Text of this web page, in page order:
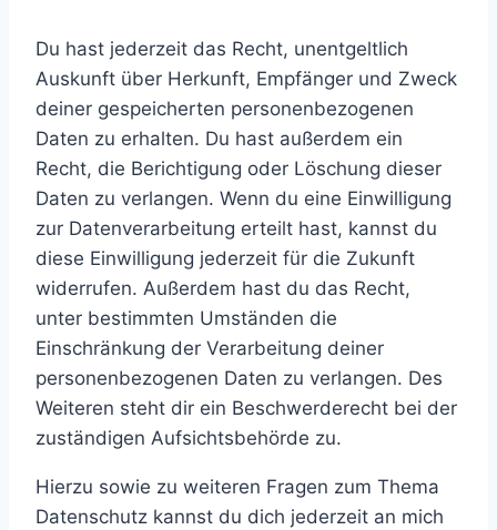
Du hast jederzeit das Recht, unentgeltlich
Auskunft über Herkunft, Empfänger und Zweck
deiner gespeicherten personenbezogenen
Daten zu erhalten. Du hast außerdem ein
Recht, die Berichtigung oder Löschung dieser
Daten zu verlangen. Wenn du eine Einwilligung
zur Datenverarbeitung erteilt hast, kannst du
diese Einwilligung jederzeit für die Zukunft
widerrufen. Außerdem hast du das Recht,
unter bestimmten Umständen die
Einschränkung der Verarbeitung deiner
personenbezogenen Daten zu verlangen. Des
Weiteren steht dir ein Beschwerderecht bei der
zuständigen Aufsichtsbehörde zu.
Hierzu sowie zu weiteren Fragen zum Thema
Datenschutz kannst du dich jederzeit an mich